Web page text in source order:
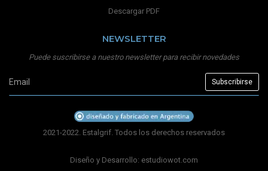
Descargar PDF
NEWSLETTER
Puede suscribirse a nuestro newsletter para recibir novedades
2021-2022. Estalgrif. Todos los derechos reservados
Diseño y Desarrollo: estudiowot.com